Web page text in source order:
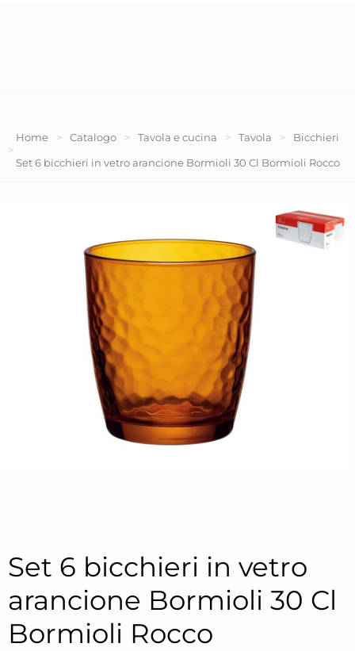
Home > Catalogo > Tavola e cucina > Tavola >
Bicchieri
>
Set 6 bicchieri in vetro arancione Bormioli 30 Cl Bormioli Rocco
Set 6 bicchieri in vetro
arancione Bormioli 30 Cl
Bormioli Rocco